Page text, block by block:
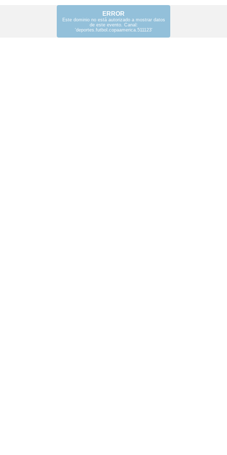
ERROR
Este dominio no está autorizado a mostrar datos
de este evento. Canal:
'deportes.futbol.copaamerica.511123'